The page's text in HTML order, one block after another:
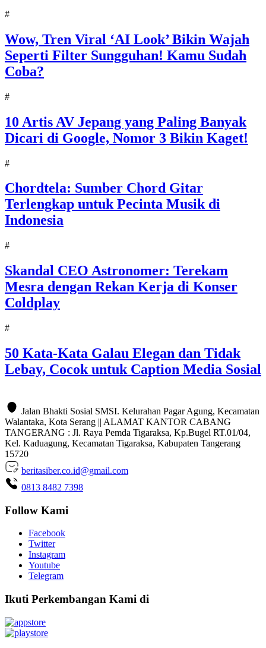
#
Wow, Tren Viral ‘AI Look’ Bikin Wajah
Seperti Filter Sungguhan! Kamu Sudah
Coba?
#
10 Artis AV Jepang yang Paling Banyak
Dicari di Google, Nomor 3 Bikin Kaget!
#
Chordtela: Sumber Chord Gitar
Terlengkap untuk Pecinta Musik di
Indonesia
#
Skandal CEO Astronomer: Terekam
Mesra dengan Rekan Kerja di Konser
Coldplay
#
50 Kata-Kata Galau Elegan dan Tidak
Lebay, Cocok untuk Caption Media Sosial
Jalan Bhakti Sosial SMSI. Kelurahan Pagar Agung, Kecamatan
Walantaka, Kota Serang || ALAMAT KANTOR CABANG
TANGERANG : Jl. Raya Pemda Tigaraksa, Kp.Bugel RT.01/04,
Kel. Kaduagung, Kecamatan Tigaraksa, Kabupaten Tangerang
15720
beritasiber.co.id@gmail.com
0813 8482 7398
Follow Kami
Facebook
Twitter
Instagram
Youtube
Telegram
Ikuti Perkembangan Kami di